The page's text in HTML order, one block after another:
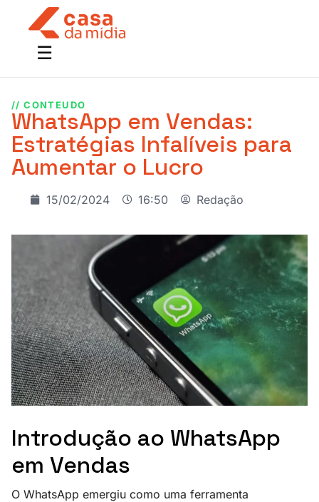
// CONTEUDO
WhatsApp em Vendas:
Estratégias Infalíveis para
Aumentar o Lucro
15/02/2024 16:50 Redação
Introdução ao WhatsApp
em Vendas
O WhatsApp emergiu como uma ferramenta